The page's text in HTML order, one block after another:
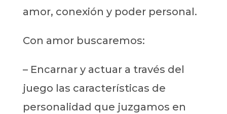
amor, conexión y poder personal.
Con amor buscaremos:
– Encarnar y actuar a través del
juego las características de
personalidad que juzgamos en